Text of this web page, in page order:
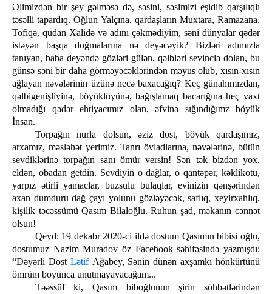
Əlimizdən bir şey gəlməsə də, səsini, səsimizi eşidib qarşılıqlı
təsəlli tapardıq. Oğlun Yalçına, qardaşların Muxtara, Ramazana,
Tofiqə, qudan Xalidə və adını çəkmədiyim, səni dünyalar qədər
istəyən başqa doğmalarına nə deyəcəyik? Bizləri adımızla
tanıyan, baba deyəndə gözləri gülən, qəlbləri sevinclə dolan, bu
günsə səni bir daha görməyəcəklərindən məyus olub, xısın-xısın
ağlayan nəvələrinin üzünə necə baxacağıq? Keç günahımızdan,
qəlbigenişliyinə, böyüklüyünə, bağışlamaq bacarığına heç vaxt
olmadığı qədər ehtiyacımız olan, əfvinə sığındığımz böyük
İnsan.
Torpağın nurla dolsun, əziz dost, böyük qardaşımız,
arxamız, məsləhət yerimiz. Tanrı övladlarına, nəvələrinə, bütün
sevdiklərinə torpağın sanı ömür versin! Sən tək bizdən yox,
eldən, obadan getdin. Sevdiyin o dağlar, o qantəpər, kəklikotu,
yarpız ətirli yamaclar, buzsulu bulaqlar, evinizin qənşərindən
axan dumduru dağ çayı yolunu gözləyəcək, saflıq, xeyirxahlıq,
kişilik təcəssümü Qasım Bilaloğlu. Ruhun şad, məkanın cənnət
olsun!
Qeyd: 19 dekabr 2020-ci ildə dostum Qasımın bibisi oğlu,
dostumuz Nazim Muradov öz Facebook səhifəsində yazmışdı:
“Dəyərli Dost Lətif Ağabey, Sənin dünən axşamkı hönkürtünü
ömrüm boyunca unutmayayacağam...
Təəssüf ki, Qasım biboğlunun şirin söhbətlərindən